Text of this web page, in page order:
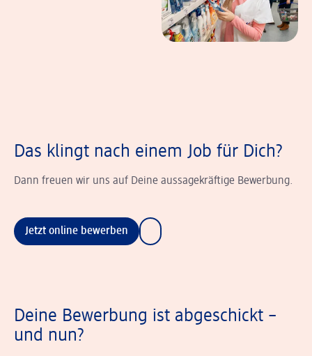
Das klingt nach einem Job für Dich?
Dann freuen wir uns auf Deine aussagekräftige Bewerbung.
Jetzt online bewerben
Deine Bewerbung ist abgeschickt –
und nun?